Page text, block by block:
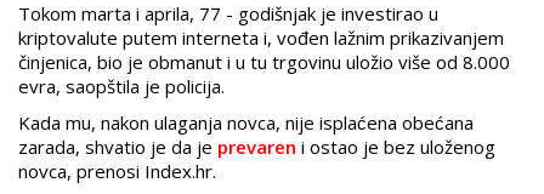
Tokom marta i aprila, 77 - godišnjak je investirao u
kriptovalute putem interneta i, vođen lažnim prikazivanjem
činjenica, bio je obmanut i u tu trgovinu uložio više od 8.000
evra, saopštila je policija.
Kada mu, nakon ulaganja novca, nije isplaćena obećana
zarada, shvatio je da je prevaren i ostao je bez uloženog
novca, prenosi Index.hr.